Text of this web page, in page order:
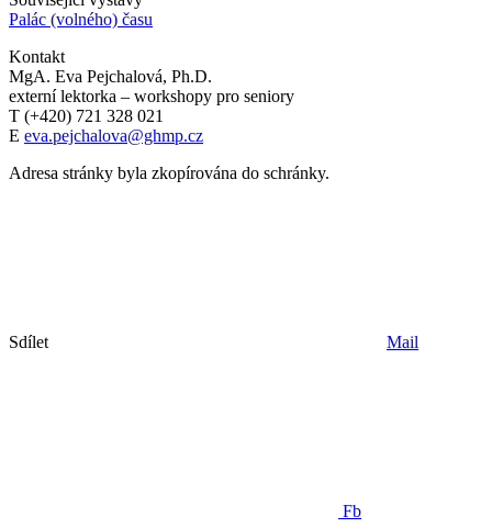
Palác (volného) času
Kontakt
MgA. Eva Pejchalová, Ph.D.
externí lektorka – workshopy pro seniory
T (+420) 721 328 021
E eva.pejchalova@ghmp.cz
Adresa stránky byla zkopírována do schránky.
Sdílet Mail
Fb